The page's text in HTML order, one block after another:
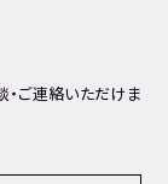
・ご連絡いただけま